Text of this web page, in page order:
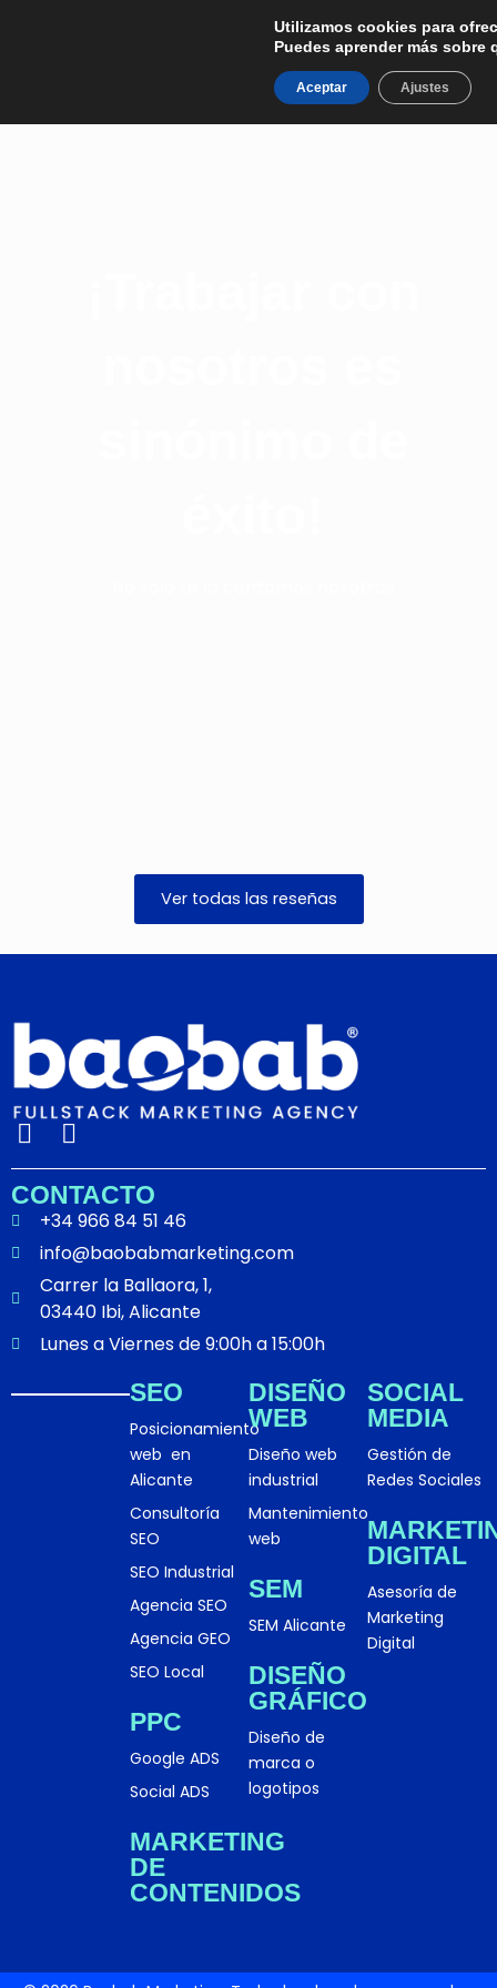
Ver todas las reseñas
I
s
t
a
g
a
m
L
n
k
e
d
i
n
CONTACTO
+34 966 84 51 46
info@baobabmarketing.com
Carrer la Ballaora, 1,
03440 Ibi, Alicante
Lunes a Viernes de 9:00h a 15:00h
SEO
Posicionamiento
web en
Alicante
Consultoría
SEO
SEO Industrial
Agencia SEO
Agencia GEO
SEO Local
PPC
Google ADS
Social ADS
MARKETING
DE
CONTENIDOS
DISEÑO
WEB
Diseño web
industrial
Mantenimiento
web
SEM
SEM Alicante
DISEÑO
GRÁFICO
Diseño de
marca o
logotipos
SOCIAL
MEDIA
Gestión de
Redes Sociales
DIGITAL
Asesoría de
Marketing
Digital
Utilizamos cookies para
Puedes aprender más
Aceptar Ajustes